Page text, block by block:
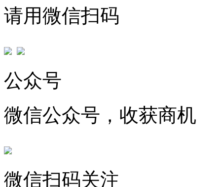
请用微信扫码
公众号
微信公众号，收获商机
微信扫码关注